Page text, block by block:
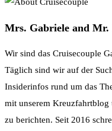
Kreuzfahrt
inklusive
Mrs. Gabriele and Mr.
Wir sind das Cruisecouple
Täglich sind wir auf der
Insiderinfos rund um das
mit unserem Kreuzfahrtblog
zu berichten. Seit 2016